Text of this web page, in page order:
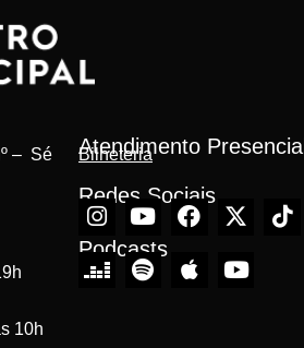
– Sé
10h
Atendimento Presencial
Bilheteria
Redes Sociais
Podcasts